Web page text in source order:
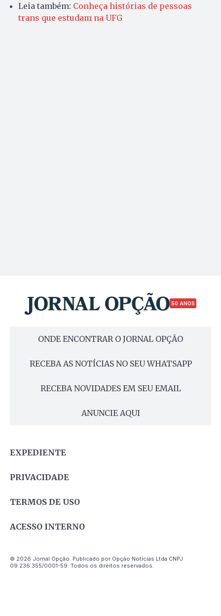
Leia também: Conheça histórias de pessoas
trans que estudam na UFG
50 ANOS
ONDE ENCONTRAR O JORNAL OPÇÃO
RECEBA AS NOTÍCIAS NO SEU WHATSAPP
RECEBA NOVIDADES EM SEU EMAIL
ANUNCIE AQUI
EXPEDIENTE
PRIVACIDADE
TERMOS DE USO
ACESSO INTERNO
© 2026 Jornal Opção. Publicado por Opção Notícias Ltda CNPJ
09.236.355/0001-59. Todos os direitos reservados.